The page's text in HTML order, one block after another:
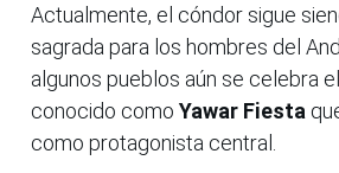
Actualmente, el cóndor sigue
sagrada para los hombres del
algunos pueblos aún se celebra
conocido como Yawar Fiesta
como protagonista central.